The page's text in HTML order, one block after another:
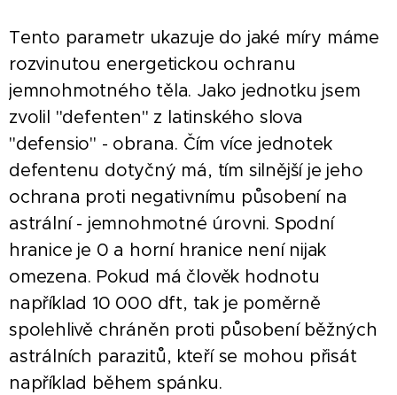
Tento parametr ukazuje do jaké míry máme
rozvinutou energetickou ochranu
jemnohmotného těla. Jako jednotku jsem
zvolil "defenten" z latinského slova
"defensio" - obrana. Čím více jednotek
defentenu dotyčný má, tím silnější je jeho
ochrana proti negativnímu působení na
astrální - jemnohmotné úrovni. Spodní
hranice je 0 a horní hranice není nijak
omezena. Pokud má člověk hodnotu
například 10 000 dft, tak je poměrně
spolehlivě chráněn proti působení běžných
astrálních parazitů, kteří se mohou přisát
například během spánku.